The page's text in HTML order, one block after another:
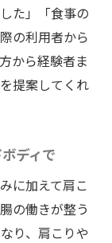
た」「食事の
の利用者から
から経験者ま
提案してくれ
ディで
に加えて肩こ
の働きが整う
り、肩こりや